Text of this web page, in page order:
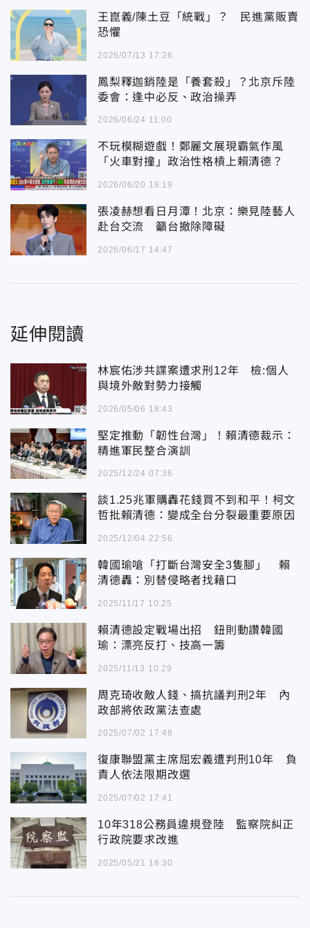
王崑義/陳土豆「統戰」？ 民進黨販賣
恐懼
2026/07/13 17:26
鳳梨釋迦銷陸是「養套殺」？北京斥陸
委會：逢中必反、政治操弄
2026/06/24 11:00
不玩模糊遊戲！鄭麗文展現霸氣作風
「火車對撞」政治性格槓上賴清德？
2026/06/20 18:19
張凌赫想看日月潭！北京：樂見陸藝人
赴台交流 籲台撤除障礙
2026/06/17 14:47
延伸閱讀
林宸佑涉共諜案遭求刑12年 檢:個人
與境外敵對勢力接觸
2026/05/06 18:43
堅定推動「韌性台灣」！賴清德裁示：
精進軍民整合演訓
2025/12/24 07:36
談1.25兆軍購轟花錢買不到和平！柯文
哲批賴清德：變成全台分裂最重要原因
2025/12/04 22:56
韓國瑜嗆「打斷台灣安全3隻腳」 賴
清德轟：別替侵略者找藉口
2025/11/17 10:25
賴清德設定戰場出招 鈕則動讚韓國
瑜：漂亮反打、技高一籌
2025/11/13 10:29
周克琦收敵人錢、搞抗議判刑2年 內
政部將依政黨法查處
2025/07/02 17:46
復康聯盟黨主席屈宏義遭判刑10年 負
責人依法限期改選
2025/07/02 17:41
10年318公務員違規登陸 監察院糾正
行政院要求改進
2025/05/21 16:30